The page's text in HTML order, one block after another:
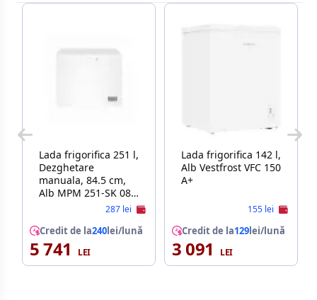
Lada frigorifica 251 l,
Dezghetare
manuala, 84.5 cm,
Alb MPM 251-SK 08E
287 lei
Credit de la240lei/lună
5 741
Lada frigorifica 142 l,
Alb Vestfrost VFC 150
A+
155 lei
Credit de la129lei/lună
3 091